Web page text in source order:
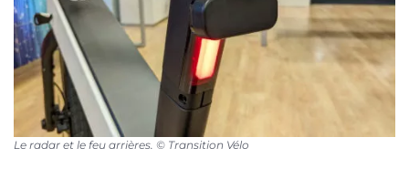
Le radar et le feu arrières. © Transition Vélo